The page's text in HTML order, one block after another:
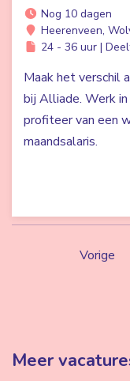
Nog 10 dagen
Heerenveen,
24 - 36 uur |
Maak het verschil
bij Alliade. Werk
profiteer van een
maandsalaris.
Vorige
Meer